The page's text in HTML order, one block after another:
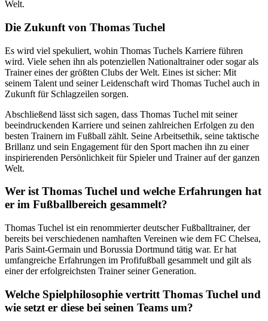
Welt.
Die Zukunft von Thomas Tuchel
Es wird viel spekuliert, wohin Thomas Tuchels Karriere führen
wird. Viele sehen ihn als potenziellen Nationaltrainer oder sogar als
Trainer eines der größten Clubs der Welt. Eines ist sicher: Mit
seinem Talent und seiner Leidenschaft wird Thomas Tuchel auch in
Zukunft für Schlagzeilen sorgen.
Abschließend lässt sich sagen, dass Thomas Tuchel mit seiner
beeindruckenden Karriere und seinen zahlreichen Erfolgen zu den
besten Trainern im Fußball zählt. Seine Arbeitsethik, seine taktische
Brillanz und sein Engagement für den Sport machen ihn zu einer
inspirierenden Persönlichkeit für Spieler und Trainer auf der ganzen
Welt.
Wer ist Thomas Tuchel und welche Erfahrungen hat
er im Fußballbereich gesammelt?
Thomas Tuchel ist ein renommierter deutscher Fußballtrainer, der
bereits bei verschiedenen namhaften Vereinen wie dem FC Chelsea,
Paris Saint-Germain und Borussia Dortmund tätig war. Er hat
umfangreiche Erfahrungen im Profifußball gesammelt und gilt als
einer der erfolgreichsten Trainer seiner Generation.
Welche Spielphilosophie vertritt Thomas Tuchel und
wie setzt er diese bei seinen Teams um?